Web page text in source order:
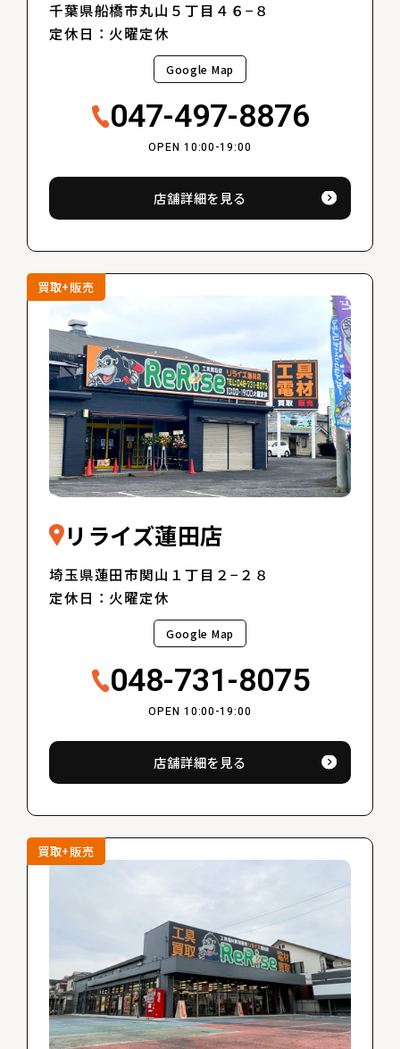
千葉県船橋市丸山５丁目４６−８
定休日：火曜定休
Google Map
047-497-8876
OPEN 10:00-19:00
店舗詳細を見る
買取+販売
リライズ蓮田店
埼玉県蓮田市関山１丁目２−２８
定休日：火曜定休
Google Map
048-731-8075
OPEN 10:00-19:00
店舗詳細を見る
買取+販売